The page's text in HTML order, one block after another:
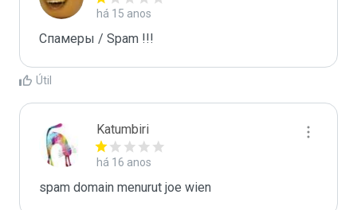
há 15 anos
Спамеры / Spam !!!
Útil
Katumbiri
há 16 anos
spam domain menurut joe wien